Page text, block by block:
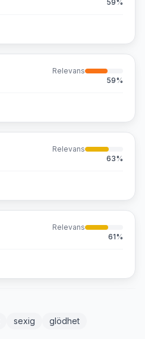
59%
Relevans
59%
Relevans
63%
Relevans
61%
sexig glödhet